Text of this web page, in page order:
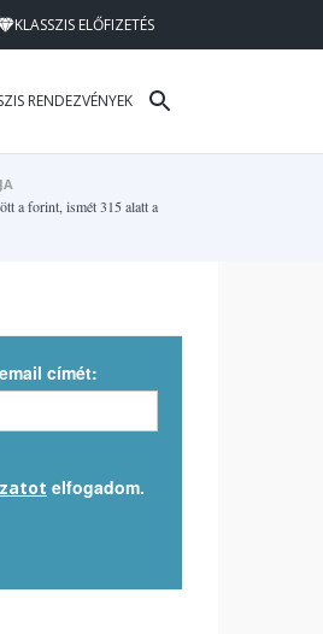
KLASSZIS ELŐFIZETÉS
RENDEZVÉNYEK
a forint, ismét 315 alatt a
címét:
elfogadom.